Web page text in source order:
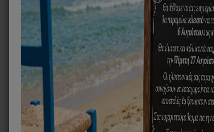
Home
Σκούπα
Original Σακουλες Σκούπας
Rowenta WB415120